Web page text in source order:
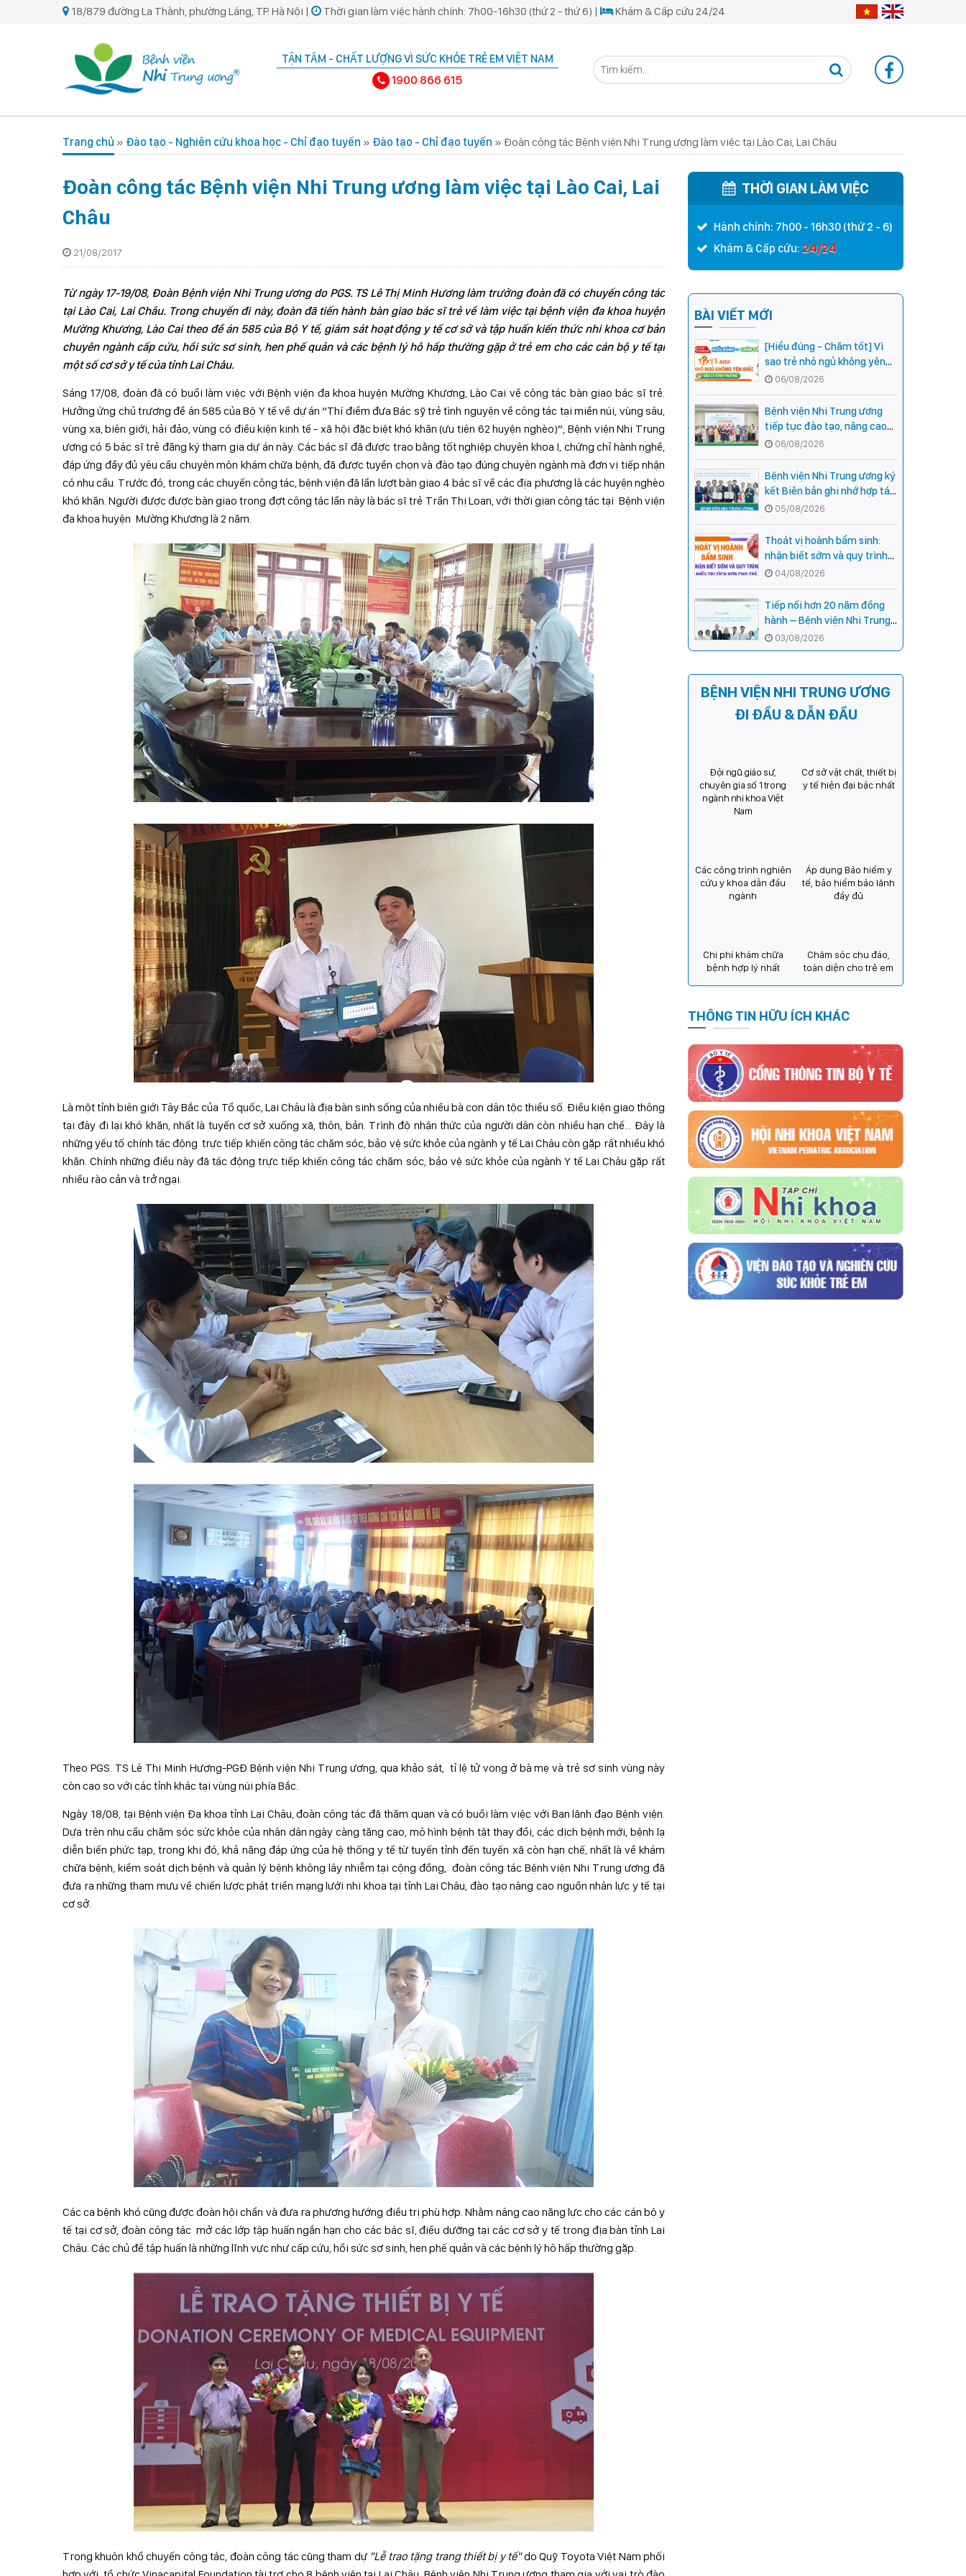
18/879 đường La Thành, phường Láng, TP. Hà Nội | Thời gian làm việc hành chính: 7h00-16h30 (thứ 2 - thứ 6) | Khám & Cấp cứu 24/24
TẬN TÂM - CHẤT LƯỢNG VÌ SỨC KHỎE TRẺ EM VIỆT NAM
1900 866 615
Trang chủ » Đào tạo - Nghiên cứu khoa học - Chỉ đạo tuyến » Đào tạo - Chỉ đạo tuyến » Đoàn công tác Bệnh viện Nhi Trung ương làm việc tại Lào Cai, Lai Châu
Đoàn công tác Bệnh viện Nhi Trung ương làm việc tại Lào Cai, Lai
Châu
21/08/2017
Từ ngày 17-19/08, Đoàn Bệnh viện Nhi Trung ương do PGS. TS Lê Thị Minh Hương làm trưởng đoàn đã có chuyến công tác
tại Lào Cai, Lai Châu. Trong chuyến đi này, đoàn đã tiến hành bàn giao bác sĩ trẻ về làm việc tại bệnh viện đa khoa huyện
Mường Khương, Lào Cai theo đề án 585 của Bộ Y tế, giám sát hoạt động y tế cơ sở và tập huấn kiến thức nhi khoa cơ bản
chuyên ngành cấp cứu, hồi sức sơ sinh, hen phế quản và các bệnh lý hô hấp thường gặp ở trẻ em cho các cán bộ y tế tại
một số cơ sở y tế của tỉnh Lai Châu.
Sáng 17/08, đoàn đã có buổi làm việc với Bệnh viện đa khoa huyện Mường Khương, Lào Cai về công tác bàn giao bác sĩ trẻ.
Hưởng ứng chủ trương đề án 585 của Bộ Y tế về dự án “Thí điểm đưa Bác sỹ trẻ tình nguyện về công tác tại miền núi, vùng sâu,
vùng xa, biên giới, hải đảo, vùng có điều kiện kinh tế - xã hội đặc biệt khó khăn (ưu tiên 62 huyện nghèo)”, Bệnh viện Nhi Trung
ương có 5 bác sĩ trẻ đăng ký tham gia dự án này. Các bác sĩ đã được trao bằng tốt nghiệp chuyên khoa I, chứng chỉ hành nghề,
đáp ứng đầy đủ yêu cầu chuyên môn khám chữa bệnh, đã được tuyển chọn và đào tạo đúng chuyên ngành mà đơn vị tiếp nhận
có nhu cầu. Trước đó, trong các chuyến công tác, bệnh viện đã lần lượt bàn giao 4 bác sĩ về các địa phương là các huyện nghèo
khó khăn. Người được được bàn giao trong đợt công tác lần này là bác sĩ trẻ Trần Thị Loan, với thời gian công tác tại Bệnh viện
đa khoa huyện Mường Khương là 2 năm.
Là một tỉnh biên giới Tây Bắc của Tổ quốc, Lai Châu là địa bàn sinh sống của nhiều bà con dân tộc thiểu số. Điều kiện giao thông
tại đây đi lại khó khăn, nhất là tuyến cơ sở xuống xã, thôn, bản. Trình độ nhận thức của người dân còn nhiều hạn chế... Đây là
những yếu tố chính tác động trực tiếp khiến công tác chăm sóc, bảo vệ sức khỏe của ngành y tế Lai Châu còn gặp rất nhiều khó
khăn. Chính những điều này đã tác động trực tiếp khiến công tác chăm sóc, bảo vệ sức khỏe của ngành Y tế Lai Châu gặp rất
nhiều rào cản và trở ngại.
Theo PGS. TS Lê Thị Minh Hương-PGĐ Bệnh viện Nhi Trung ương, qua khảo sát, tỉ lệ tử vong ở bà mẹ và trẻ sơ sinh vùng này
còn cao so với các tỉnh khác tại vùng núi phía Bắc.
Ngày 18/08, tại Bệnh viện Đa khoa tỉnh Lai Châu, đoàn công tác đã thăm quan và có buổi làm việc với Ban lãnh đạo Bệnh viện.
Dựa trên nhu cầu chăm sóc sức khỏe của nhân dân ngày càng tăng cao, mô hình bệnh tật thay đổi, các dịch bệnh mới, bệnh lạ
diễn biến phức tạp, trong khi đó, khả năng đáp ứng của hệ thống y tế từ tuyến tỉnh đến tuyến xã còn hạn chế, nhất là về khám
chữa bệnh, kiểm soát dịch bệnh và quản lý bệnh không lây nhiễm tại cộng đồng, đoàn công tác Bệnh viện Nhi Trung ương đã
đưa ra những tham mưu về chiến lược phát triển mạng lưới nhi khoa tại tỉnh Lai Châu, đào tạo nâng cao nguồn nhân lực y tế tại
cơ sở.
Các ca bệnh khó cũng được đoàn hội chẩn và đưa ra phương hướng điều trị phù hợp. Nhằm nâng cao năng lực cho các cán bộ y
tế tại cơ sở, đoàn công tác mở các lớp tập huấn ngắn hạn cho các bác sĩ, điều dưỡng tại các cơ sở y tế trong địa bàn tỉnh Lai
Châu. Các chủ đề tập huấn là những lĩnh vực như cấp cứu, hồi sức sơ sinh, hen phế quản và các bệnh lý hô hấp thường gặp.
Trong khuôn khổ chuyến công tác, đoàn công tác cũng tham dự"Lễ trao tặng trang thiết bị y tế"do Quỹ Toyota Việt Nam phối
THỜI GIAN LÀM VIỆC
Hành chính: 7h00 - 16h30 (thứ 2 - 6)
Khám & Cấp cứu: 24/24
BÀI VIẾT MỚI
[Hiểu đúng - Chăm tốt] Vì
sao trẻ nhỏ ngủ không yên
giấc - Đâu là bình thường,
đâu là dấu hiệu cần đi khám
ngay?
06/08/2026
Bệnh viện Nhi Trung ương
tiếp tục đào tạo, nâng cao
năng lực khám, chữa bệnh
Nhi khoa cho cán bộ y tế tại
các tỉnh miền núi phía Bắc
06/08/2026
Bệnh viện Nhi Trung ương ký
kết Biên bản ghi nhớ hợp tác
với Bệnh viện Nhi Quốc gia
Campuchia
05/08/2026
Thoát vị hoành bẩm sinh:
nhận biết sớm và quy trình
điều trị tích hợp cho trẻ -
chia sẻ từ các chuyên gia
hàng đầu của Bệnh Viện Nhi
Trung ương
04/08/2026
Tiếp nối hơn 20 năm đồng
hành – Bệnh viện Nhi Trung
ương và Tổ chức Orbis (Hoa
Kỳ) tăng cường hợp tác, mở
03/08/2026
BỆNH VIỆN NHI TRUNG ƯƠNG
ĐI ĐẦU & DẪN ĐẦU
Đội ngũ giáo sư,
chuyên gia số 1 trong
ngành nhi khoa Việt
Nam
Cơ sở vật chất, thiết bị
y tế hiện đại bậc nhất
Các công trình nghiên
cứu y khoa dẫn đầu
ngành
Áp dụng Bảo hiểm y
tế, bảo hiểm bảo lãnh
đầy đủ
Chi phí khám chữa
bệnh hợp lý nhất
Chăm sóc chu đáo,
toàn diện cho trẻ em
THÔNG TIN HỮU ÍCH KHÁC